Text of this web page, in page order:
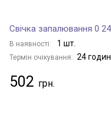
Свічка запалювання 0
В наявності: 1 шт.
Термін очікування: 24
502